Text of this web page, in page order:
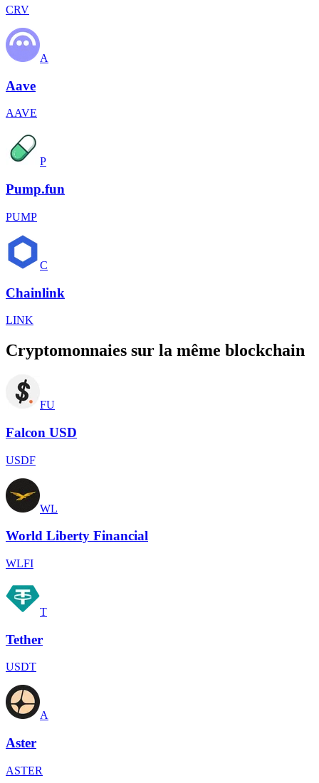
CRV
A
Aave
AAVE
P
Pump.fun
PUMP
C
Chainlink
LINK
Cryptomonnaies sur la même blockchain
FU
Falcon USD
USDF
WL
World Liberty Financial
WLFI
T
Tether
USDT
A
Aster
ASTER